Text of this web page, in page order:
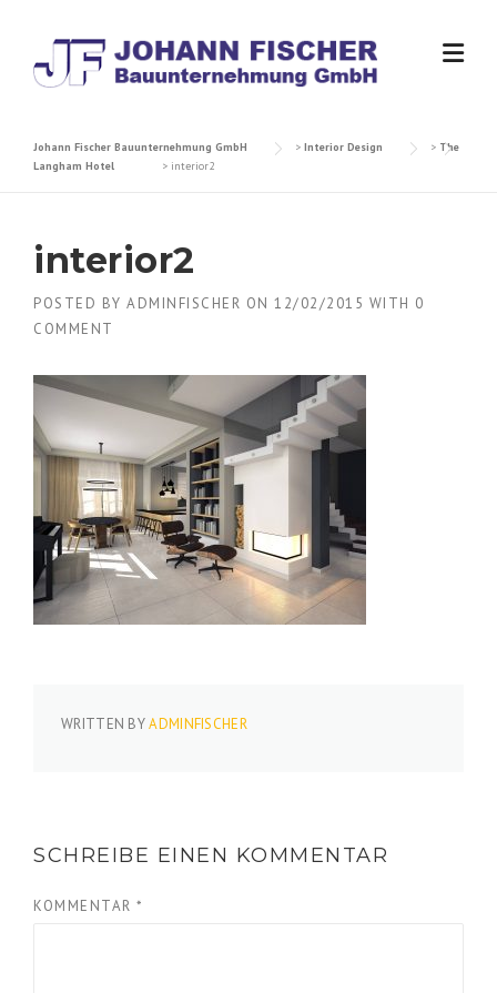
content
Johann Fischer Bauunternehmung GmbH > Interior Design > The
Langham Hotel
> interior2
interior2
POSTED BY ADMINFISCHER ON 12/02/2015 WITH 0
COMMENT
WRITTEN BYADMINFISCHER
SCHREIBE EINEN KOMMENTAR
KOMMENTAR *